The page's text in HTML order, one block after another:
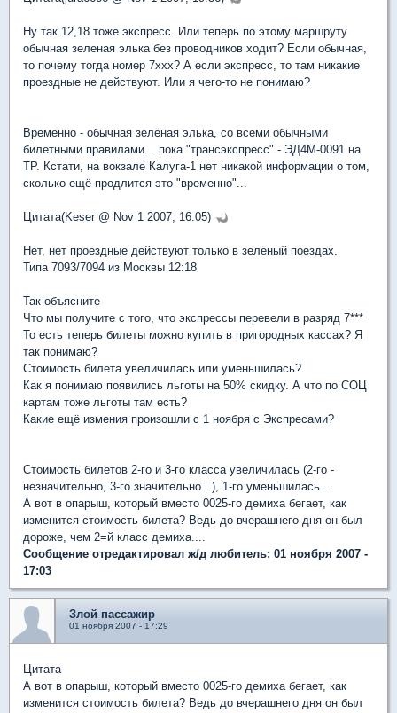
Ну так 12,18 тоже экспресс. Или теперь по этому маршруту
обычная зеленая элька без проводников ходит? Если обычная,
то почему тогда номер 7ххх? А если экспресс, то там никакие
проездные не действуют. Или я чего-то не понимаю?
Временно - обычная зелёная элька, со всеми обычными
билетными правилами... пока "трансэкспресс" - ЭД4М-0091 на
ТР. Кстати, на вокзале Калуга-1 нет никакой информации о том,
сколько ещё продлится это "временно"...
Цитата(Keser @ Nov 1 2007, 16:05)
Нет, нет проездные действуют только в зелёный поездах.
Типа 7093/7094 из Москвы 12:18
Так объясните
Что мы получите с того, что экспрессы перевели в разряд 7***
То есть теперь билеты можно купить в пригородных кассах? Я
так понимаю?
Стоимость билета увеличилась или уменьшилась?
Как я понимаю появились льготы на 50% скидку. А что по СОЦ
картам тоже льготы там есть?
Какие ещё измения произошли с 1 ноября с Экспресами?
Стоимость билетов 2-го и 3-го класса увеличилась (2-го -
незначительно, 3-го значительно...), 1-го уменьшилась....
А вот в опарыш, который вместо 0025-го демиха бегает, как
изменится стоимость билета? Ведь до вчерашнего дня он был
дороже, чем 2=й класс демиха....
Сообщение отредактировал ж/д любитель: 01 ноября 2007 -
17:03
Злой пассажир
01 ноября 2007 - 17:29
Цитата
А вот в опарыш, который вместо 0025-го демиха бегает, как
изменится стоимость билета? Ведь до вчерашнего дня он был